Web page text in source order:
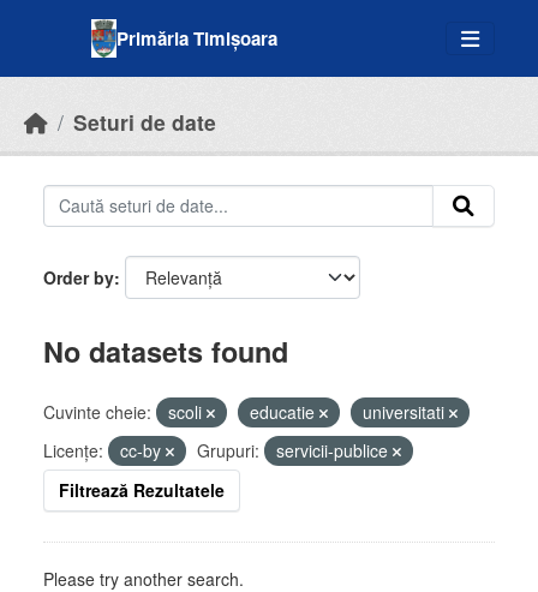
Primăria Timișoara
Seturi de date
Order by
No datasets found
Cuvinte cheie: scoli educatie
universitati
Licenţe:
cc-by Grupuri:
servicii-publice
Filtrează Rezultatele
Please try another search.